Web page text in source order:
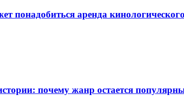
понадобиться аренда
почему жанр остается